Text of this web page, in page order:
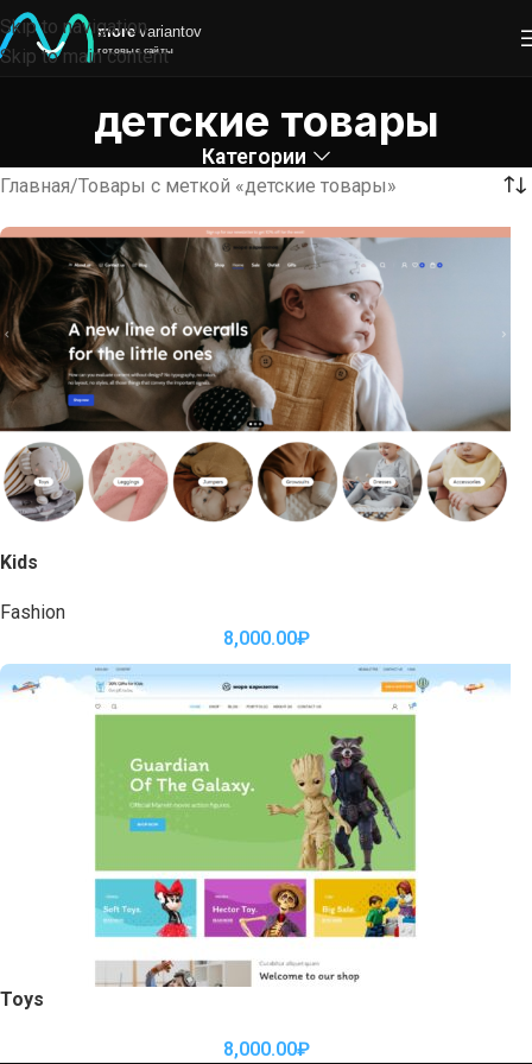
Skip to navigation
Skip to main content
детские товары
Категории
Главная Товары с меткой «детские товары»
Kids
Fashion
8,000.00₽
Toys
8,000.00₽